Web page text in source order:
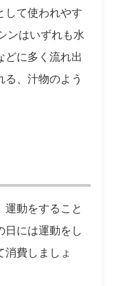
して使われやす
ンはいずれも水
どに多く流れ出
る、汁物のよう
運動をすること
日には運動をし
消費しましょ